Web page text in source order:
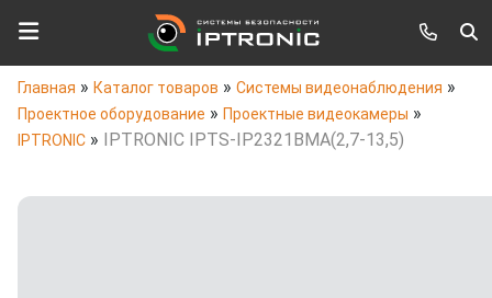
Главная » Каталог товаров » Системы видеонаблюдения »
Проектное оборудование » Проектные видеокамеры »
IPTRONIC » IPTRONIC IPTS-IP2321BMA(2,7-13,5)